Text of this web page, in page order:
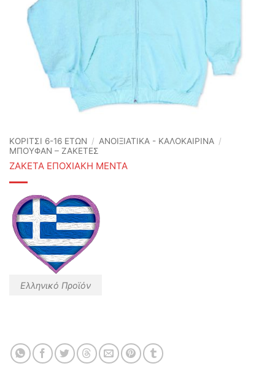
ΚΟΡΙΤΣΙ 6-16 ΕΤΩΝ / ΑΝΟΙΞΙΆΤΙΚΑ - ΚΑΛΟΚΑΙΡΙΝΆ /
ΜΠΟΥΦΑΝ – ΖΑΚΕΤΕΣ
ΖΑΚΕΤΑ ΕΠΟΧΙΑΚΗ ΜΕΝΤΑ
Ελληνικό Προϊόν